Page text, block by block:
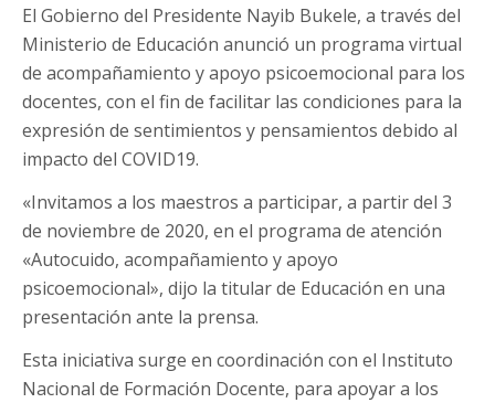
El Gobierno del Presidente Nayib Bukele, a través del
Ministerio de Educación anunció un programa virtual
de acompañamiento y apoyo psicoemocional para los
docentes, con el fin de facilitar las condiciones para la
expresión de sentimientos y pensamientos debido al
impacto del COVID19.
«Invitamos a los maestros a participar, a partir del 3
de noviembre de 2020, en el programa de atención
«Autocuido, acompañamiento y apoyo
psicoemocional», dijo la titular de Educación en una
presentación ante la prensa.
Esta iniciativa surge en coordinación con el Instituto
Nacional de Formación Docente, para apoyar a los